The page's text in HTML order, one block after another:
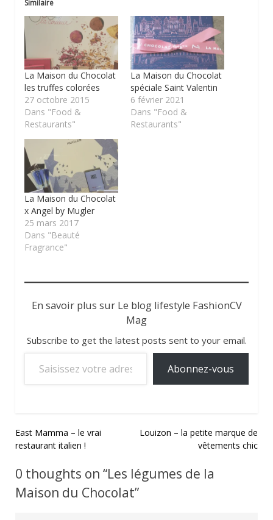
Similaire
La Maison du Chocolat
les truffes colorées
27 octobre 2015
Dans "Food &
Restaurants"
La Maison du Chocolat
spéciale Saint Valentin
6 février 2021
Dans "Food &
Restaurants"
La Maison du Chocolat
x Angel by Mugler
25 mars 2017
Dans "Beauté
Fragrance"
En savoir plus sur Le blog lifestyle FashionCV
Mag
Subscribe to get the latest posts sent to your email.
Abonnez-vous
Navigation
de
l’article
East Mamma – le vrai
restaurant italien !
Louizon – la petite marque de
vêtements chic
0 thoughts on “Les légumes de la
Maison du Chocolat”